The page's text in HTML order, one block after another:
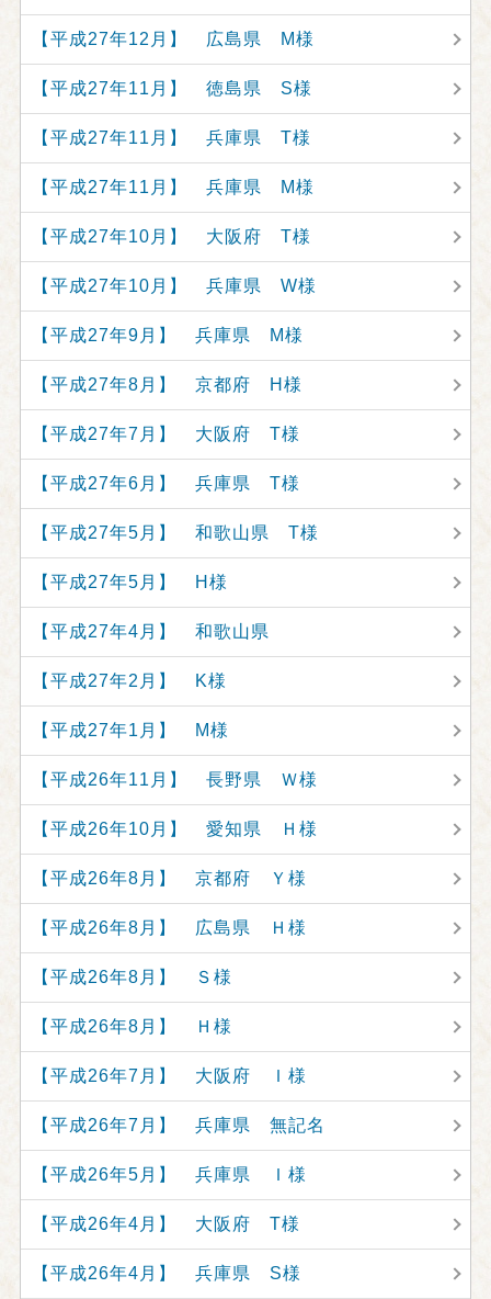
【平成27年12月】 広島県 M様
【平成27年11月】 徳島県 S様
【平成27年11月】 兵庫県 T様
【平成27年11月】 兵庫県 M様
【平成27年10月】 大阪府 T様
【平成27年10月】 兵庫県 W様
【平成27年9月】 兵庫県 M様
【平成27年8月】 京都府 H様
【平成27年7月】 大阪府 T様
【平成27年6月】 兵庫県 T様
【平成27年5月】 和歌山県 T様
【平成27年5月】 H様
【平成27年4月】 和歌山県
【平成27年2月】 K様
【平成27年1月】 M様
【平成26年11月】 長野県 Ｗ様
【平成26年10月】 愛知県 Ｈ様
【平成26年8月】 京都府 Ｙ様
【平成26年8月】 広島県 Ｈ様
【平成26年8月】 Ｓ様
【平成26年8月】 Ｈ様
【平成26年7月】 大阪府 Ｉ様
【平成26年7月】 兵庫県 無記名
【平成26年5月】 兵庫県 Ｉ様
【平成26年4月】 大阪府 T様
【平成26年4月】 兵庫県 S様